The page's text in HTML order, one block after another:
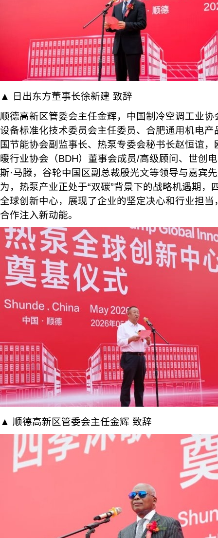
▲ 日出东方董事长徐新建 致辞
顺德高新区管委会主任金辉，中国制冷空调工业
设备标准化技术委员会主任委员、合肥通用机电
国节能协会副监事长、热泵专委会秘书长赵恒谊
暖行业协会（BDH）董事会成员/高级顾问、世创
斯·马滕，谷轮中国区副总裁殷光文等领导与嘉宾
为，热泵产业正处于“双碳”背景下的战略机遇期，
全球创新中心，展现了企业的坚定决心和行业担
合作注入新动能。
▲ 顺德高新区管委会主任金辉 致辞